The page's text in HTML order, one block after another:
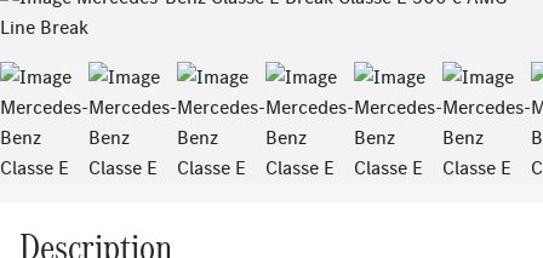
Previous Next
Description